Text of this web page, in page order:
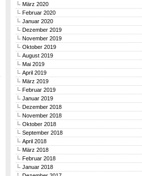
März 2020
Februar 2020
Januar 2020
Dezember 2019
November 2019
Oktober 2019
August 2019
Mai 2019
April 2019
März 2019
Februar 2019
Januar 2019
Dezember 2018
November 2018
Oktober 2018
September 2018
April 2018
März 2018
Februar 2018
Januar 2018